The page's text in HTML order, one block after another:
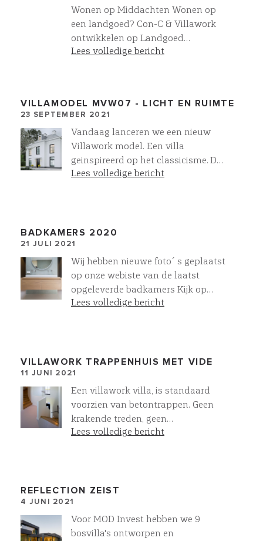
shortlist bekend gemaakt. Wij zijn
benieuwd!
Wonen op Middachten Wonen op
een landgoed? Con-C & Villawork
ontwikkelen op Landgoed
Middachten in De Steeg 8 luxe
Lees volledige bericht
VILLAMODEL MVW07 - LICHT EN RUIMTE
23 SEPTEMBER 2021
Vandaag lanceren we een nieuw
Villawork model. Een villa
geinspireerd op het classicisme. De
gevel heeft een symmetrische
borstwering, waardoor het daglicht
diep de villa binnen dringt. Een
villa met een waanzinnig mooi en
compleet woonprogramma.
Toparchitectuur villa MVW07 -
Lees volledige bericht
BADKAMERS 2020
21 JULI 2021
Wij hebben nieuwe foto´s geplaatst
op onze webiste van de laatst
opgeleverde badkamers Kijk op
Fotogalerij, interieur en selecteer
Lees volledige bericht
VILLAWORK TRAPPENHUIS MET VIDE
11 JUNI 2021
Een villawork villa, is standaard
voorzien van betontrappen. Geen
krakende treden, geen
aftimmerlatten. Door de
bloktrede trapbekleding geeft dit
een prachtig resultaat. Meer bij
Villawork!
Lees volledige bericht
REFLECTION ZEIST
4 JUNI 2021
Voor MOD Invest hebben we 9
bosvilla's ontworpen en